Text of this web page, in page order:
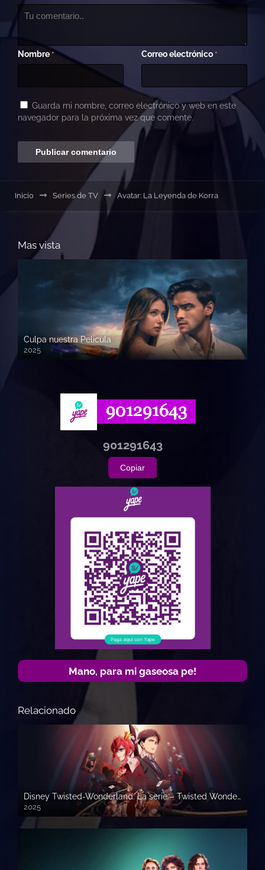
Nombre* Correo electrónico *
Guarda mi nombre, correo electrónico y web en este
navegador para la próxima vez que comente.
Inicio Series de TV Avatar: La Leyenda de Korra
Mas vista
Culpa nuestra Pelicula
2025
720p HD
901291643
Copiar
Mano, para mi gaseosa pe!
Relacionado
Disney Twisted-Wonderland: La serie – Twisted Wonderland THE ANIMATION
2025